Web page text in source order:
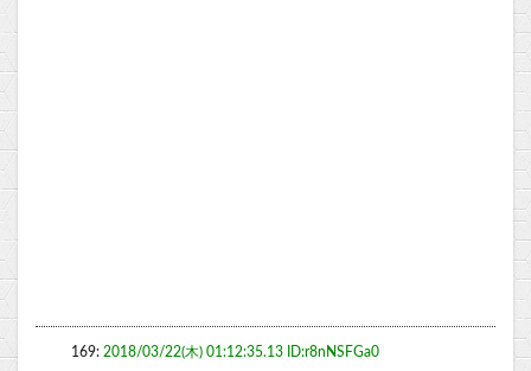
169: 2018/03/22(木) 01:12:35.13 ID:r8nNSFGa0